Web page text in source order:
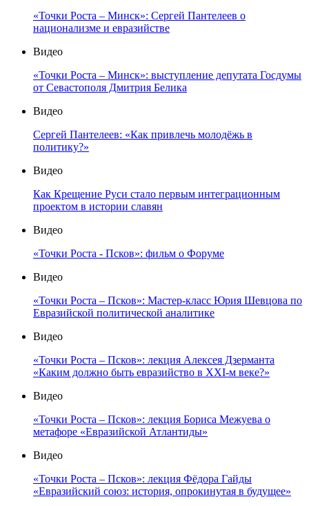
«Точки Роста – Минск»: Сергей Пантелеев о
национализме и евразийстве
Видео
«Точки Роста – Минск»: выступление депутата Госдумы
от Севастополя Дмитрия Белика
Видео
Сергей Пантелеев: «Как привлечь молодёжь в
политику?»
Видео
Как Крещение Руси стало первым интеграционным
проектом в истории славян
Видео
«Точки Роста - Псков»: фильм о Форуме
Видео
«Точки Роста – Псков»: Мастер-класс Юрия Шевцова по
Евразийской политической аналитике
Видео
«Точки Роста – Псков»: лекция Алексея Дзерманта
«Каким должно быть евразийство в XXI-м веке?»
Видео
«Точки Роста – Псков»: лекция Бориса Межуева о
метафоре «Евразийской Атлантиды»
Видео
«Точки Роста – Псков»: лекция Фёдора Гайды
«Евразийский союз: история, опрокинутая в будущее»